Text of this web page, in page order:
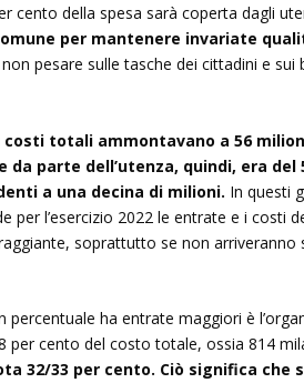
cento della spesa sarà coperta dagli
per mantenere invariate
pesare sulle tasche dei cittadini e sui
costi totali ammontavano a 56
da parte dell’utenza, quindi, era del
a una decina di milioni. In questi
per l’esercizio 2022 le entrate e i costi
soprattutto se non arriveranno
ha entrate maggiori è
per cento del costo totale, ossia 814
32/33 per cento. Ciò significa che